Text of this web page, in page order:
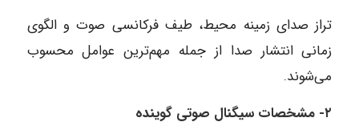
تراز صدای زمینه محیط، طیف فرکانسی صوت و الگوی
زمانی انتشار صدا از جمله مهم‌ترین عوامل محسوب
می‌شوند.
۲- مشخصات سیگنال صوتی گوینده